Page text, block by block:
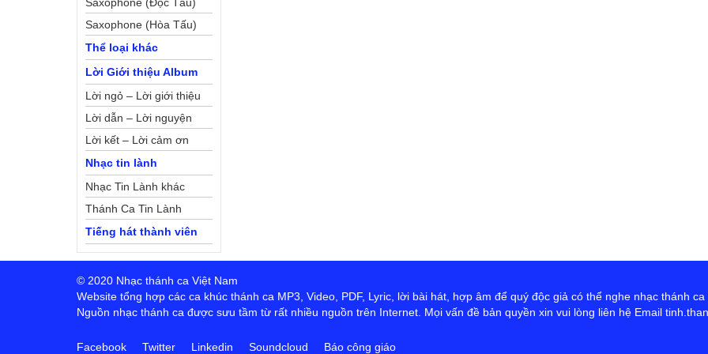
Saxophone (Hòa Tấu)
Thể loại khác
Lời Giới thiệu Album
Lời ngỏ – Lời giới thiệu
Lời dẫn – Lời nguyện
Lời kết – Lời cảm ơn
Nhạc tin lành
Nhạc Tin Lành khác
Thánh Ca Tin Lành
Tiếng hát thành viên
© 2020 Nhạc thánh ca Việt Nam
Website tổng hợp các ca khúc thánh ca MP3, Video, PDF, Lyric, lời bài hát, hợp âm để quý độc giả có thể nghe nhạc thánh ca
Nguồn nhạc thánh ca được sưu tầm từ rất nhiều nguồn trên Internet. Mọi vấn đề bản quyền xin vui lòng liên hệ Email
Facebook Twitter Linkedin Soundcloud Báo công giáo